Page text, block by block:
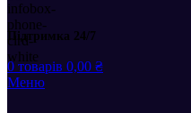
Підтримка 24/7
0 товарів 0,00 ₴
Меню